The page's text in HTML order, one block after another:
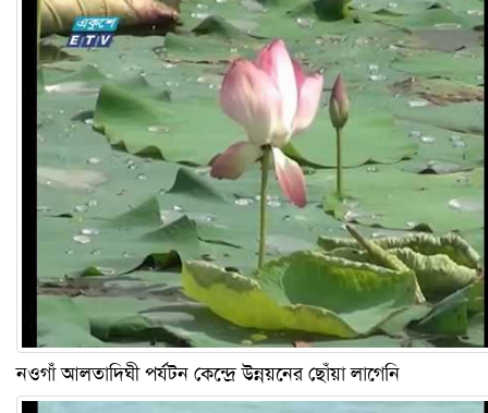
নওগাঁ আলতাদিঘী পর্যটন কেন্দ্রে উন্নয়নের ছোঁয়া লাগেনি